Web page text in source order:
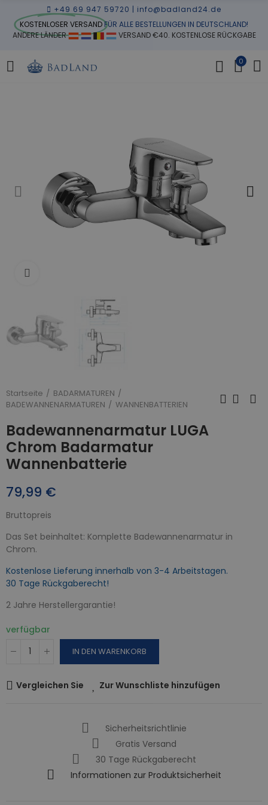
+49 69 947 59720 | info@badland24.de
KOSTENLOSER VERSANDFÜR ALLE BESTELLUNGEN IN DEUTSCHLAND!
ANDERE LÄNDER
VERSAND €40. KOSTENLOSE RÜCKGABE
0
Startseite
BADARMATUREN
BADEWANNENARMATUREN
WANNENBATTERIEN
Badewannenarmatur LUGA
Chrom Badarmatur
Wannenbatterie
79,99 €
Bruttopreis
Das Set beinhaltet: Komplette Badewannenarmatur in
Chrom.
Kostenlose Lieferung innerhalb von 3-4 Arbeitstagen.
30 Tage Rückgaberecht!
2 Jahre Herstellergarantie!
verfügbar
IN DEN WARENKORB
Vergleichen Sie Zur Wunschliste hinzufügen
Sicherheitsrichtlinie
Gratis Versand
30 Tage Rückgaberecht
Informationen zur Produktsicherheit